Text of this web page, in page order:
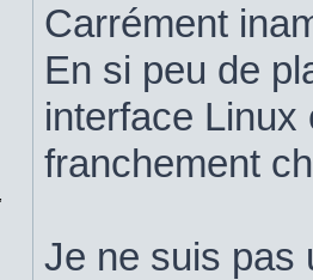
Carrément
En si peu de
interface Linux
franchement
Je ne suis pas